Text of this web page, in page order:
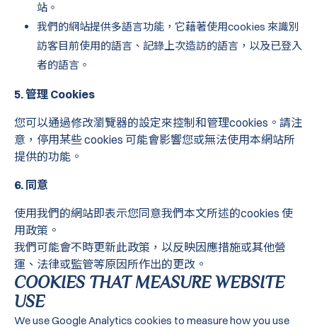
站。
我們的網站提供多語言功能，它藉著使用cookies 來識別
訪客目前使用的語言、記錄上次造訪的語言，以及已登入
者的語言。
5. 管理 Cookies
您可以通過修改瀏覽器的設定來控制和管理cookies。請注
意，停用某些 cookies 可能會影響您或無法使用本網站所
提供的功能。
6. 同意
使用我們的網站即表示您同意我們本文所述的cookies 使
用政策。
我們可能會不時更新此政策，以反映因應措施或其他營
運、法律或監管等原因所作出的更改。
COOKIES THAT MEASURE WEBSITE
USE
We use Google Analytics cookies to measure how you use